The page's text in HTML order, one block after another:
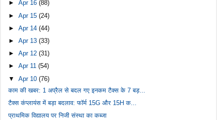
►Apr 16(88)
►Apr 15(24)
►Apr 14(44)
►Apr 13(33)
►Apr 12(31)
►Apr 11(54)
▼Apr 10(76)
काम की खबर: 1 अप्रैल से बदल गए इनकम टैक्स के 7 बड़...
टैक्स कंप्लायंस में बड़ा बदलाव: फॉर्म 15G और 15H क...
प्राथमिक विद्यालय पर निजी संस्था का कब्जा